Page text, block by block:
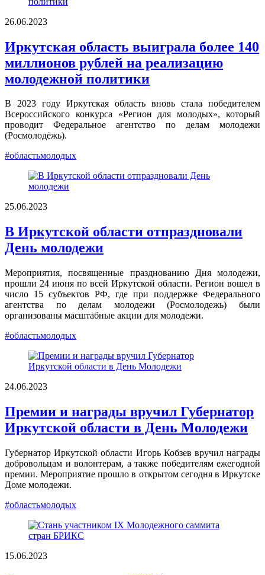
26.06.2023
Иркутская область выиграла более 140
миллионов рублей на реализацию
молодежной политики
В 2023 году Иркутская область вновь стала победителем
Всероссийского конкурса «Регион для молодых», который
проводит Федеральное агентство по делам молодежи
(Росмолодёжь).
#областьмолодых
25.06.2023
В Иркутской области отпраздновали
День молодежи
Мероприятия, посвященные празднованию Дня молодежи,
прошли 24 июня по всей Иркутской области. Регион вошел в
число 15 субъектов РФ, где при поддержке Федерального
агентства по делам молодежи (Росмолодежь) были
организованы масштабные акции для молодежи.
#областьмолодых
24.06.2023
Премии и награды вручил Губернатор
Иркутской области в День Молодежи
Губернатор Иркутской области Игорь Кобзев вручил награды
добровольцам и волонтерам, а также победителям ежегодной
премии. Мероприятие прошло в открытом сегодня в Иркутске
Доме молодежи.
#областьмолодых
15.06.2023